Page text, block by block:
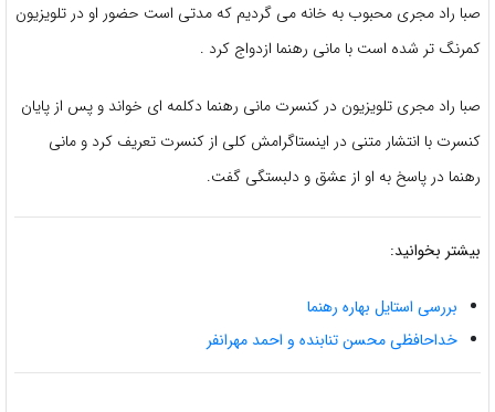
صبا راد مجری محبوب به خانه می گردیم که مدتی است حضور او در تلویزیون
کمرنگ تر شده است با مانی رهنما ازدواج کرد .
صبا راد مجری تلویزیون در کنسرت مانی رهنما دکلمه ای خواند و پس از پایان
کنسرت با انتشار متنی در اینستاگرامش کلی از کنسرت تعریف کرد و مانی
رهنما در پاسخ به او از عشق و دلبستگی گفت.
بیشتر بخوانید:
بررسی استایل بهاره رهنما
خداحافظی محسن تنابنده و احمد مهرانفر